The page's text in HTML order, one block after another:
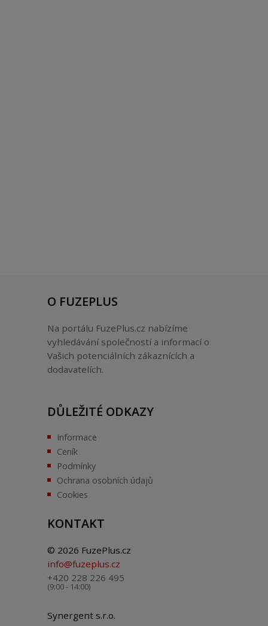
O FUZEPLUS
Na portálu FuzePlus.cz nabízíme
vyhledávání společností a informací o
Vašich potenciálních zákaznících a
dodavatelích.
DŮLEŽITÉ ODKAZY
Informace
Ceník
Podmínky
Ochrana osobních údajů
Cookies
KONTAKT
© 2026 FuzePlus.cz
info@fuzeplus.cz
+420 228 226 495
(9:00 - 14:00)
Synergent s.r.o.